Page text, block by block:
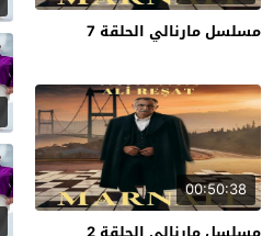
مسلسل مارنالي الحلقة 7
00:50:38